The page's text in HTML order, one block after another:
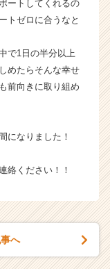
ートしてくれるの
トゼロに合うなと
で1日の半分以上
めたらそんな幸せ
前向きに取り組め
になりました！
絡ください！！
へ